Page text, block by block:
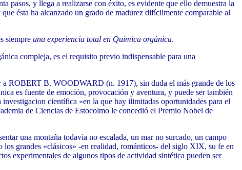
pasos, y llega a realizarse con éxito, es evidente que ello demuestra la
ésta ha alcanzado un grado de madurez difícilmente comparable al
siempre una experiencia total en Química orgánica.
compleja, es el requisito previo indispensable para una
a ROBERT B. WOODWARD (n. 1917), sin duda el más grande de los
es fuente de emoción, provocación y aventura, y puede ser también
científica «en la que hay ilimitadas oportunidades para el
de Ciencias de Estocolmo le concedió el Premio Nobel de
una montaña todavía no escalada, un mar no surcado, un campo
grandes «clásicos» -en realidad, románticos- del siglo XIX, su fe en
experimentales de algunos tipos de actividad sintética pueden ser